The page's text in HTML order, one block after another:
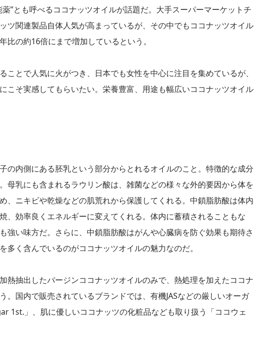
”とも呼べるココナッツオイルが話題だ。大手スーパーマーケットチ
ツ関連製品自体人気が高まっているが、その中でもココナッツオイル
の約16倍にまで増加しているという。
とで人気に火がつき、日本でも女性を中心に注目を集めているが、
こそ実感してもらいたい。栄養豊富、用途も幅広いココナッツオイル
の内側にある胚乳という部分からとれるオイルのこと。特徴的な成分
母乳にも含まれるラウリン酸は、雑菌などの様々な外的要因から体を
、ニキビや乾燥などの肌荒れから保護してくれる。中鎖脂肪酸は体内
、効率良くエネルギーに変えてくれる。体内に蓄積されることもな
強い味方だ。さらに、中鎖脂肪酸はがんや心臓病を防ぐ効果も期待さ
く含んでいるのがココナッツオイルの魅力なのだ。
熱抽出したバージンココナッツオイルのみで、熱処理を加えたココナ
。国内で販売されているブランドでは、有機JASなどの厳しいオーガ
1st.」、肌に優しいココナッツの化粧品なども取り扱う「ココウェ